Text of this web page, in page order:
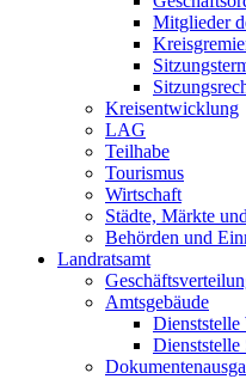
Mitglieder
Kreisentwicklung
LAG
Teilhabe
Tourismus
Wirtschaft
Städte, Märkte
Behörden und
Landratsamt
Amtsgebäude
Dienststelle